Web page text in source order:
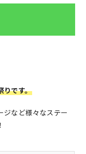
りです。
ジなど様々なステー